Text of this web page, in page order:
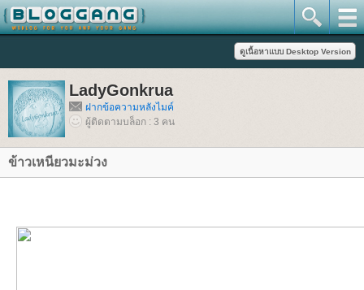
LadyGonkrua
ฝากข้อความหลังไมค์
ผู้ติดตามบล็อก : 3 คน
ข้าวเหนียวมะม่วง